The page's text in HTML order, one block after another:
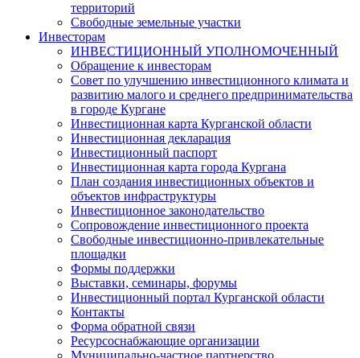
территорий
Свободные земельные участки
Инвесторам
ИНВЕСТИЦИОННЫЙ УПОЛНОМОЧЕННЫЙ
Обращение к инвесторам
Совет по улучшению инвестиционного климата и
развитию малого и среднего предпринимательства
в городе Кургане
Инвестиционная карта Курганской области
Инвестиционная декларация
Инвестиционный паспорт
Инвестиционная карта города Кургана
План создания инвестиционных объектов и
объектов инфраструктуры
Инвестиционное законодательство
Сопровождение инвестиционного проекта
Свободные инвестиционно-привлекательные
площадки
Формы поддержки
Выставки, семинары, форумы
Инвестиционный портал Курганской области
Контакты
Форма обратной связи
Ресурсоснабжающие организации
Муниципально-частное партнерство